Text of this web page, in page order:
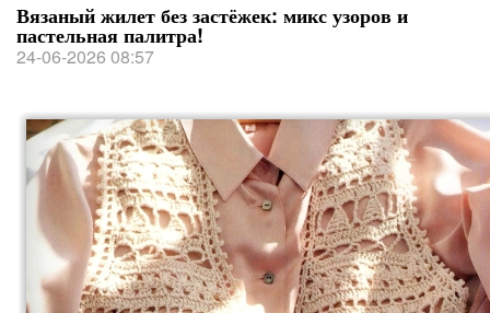
Вязаный жилет без застёжек: микс узоров и
пастельная палитра!
24-06-2026 08:57